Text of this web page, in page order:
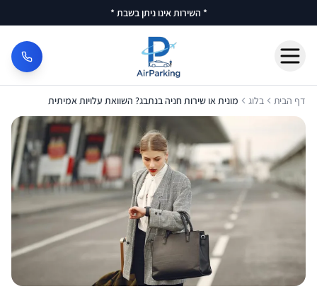
* השירות אינו ניתן בשבת *
הזמנת חניה
מידע
לקוחות ממליצים
צור קשר
דף הבית בלוג מונית או שירות חניה בנתבג? השוואת עלויות אמיתית